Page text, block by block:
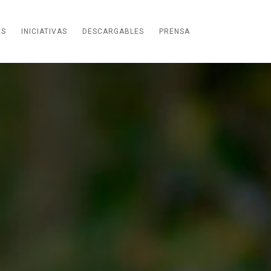
INICIATIVAS DESCARGABLES PRENSA